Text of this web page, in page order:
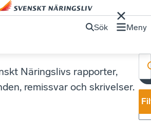
Sök Meny
Näringslivs rapporter,
remissvar och skrivelser.